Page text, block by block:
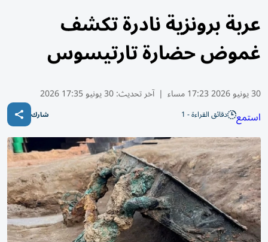
عربة برونزية نادرة تكشف
غموض حضارة تارتيسوس
30 يونيو 2026 17:23 مساء | آخر تحديث:30 يونيو 17:35 2026
استمع دقائق القراءة - 1 شارك